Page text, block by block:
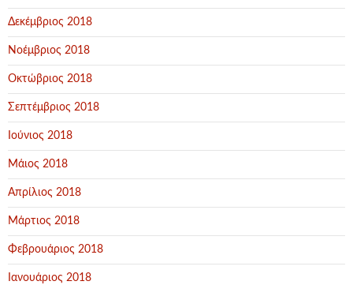
Δεκέμβριος 2018
Νοέμβριος 2018
Οκτώβριος 2018
Σεπτέμβριος 2018
Ιούνιος 2018
Μάιος 2018
Απρίλιος 2018
Μάρτιος 2018
Φεβρουάριος 2018
Ιανουάριος 2018